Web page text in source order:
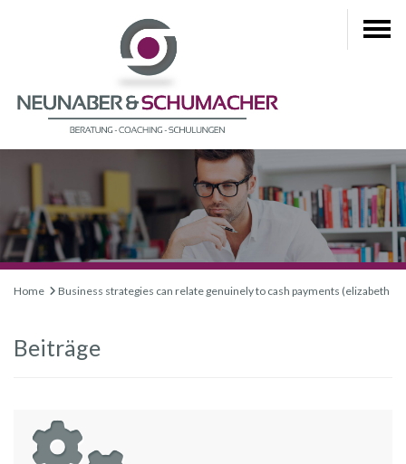
Home Business strategies can relate genuinely to cash payments (elizabeth
Beiträge